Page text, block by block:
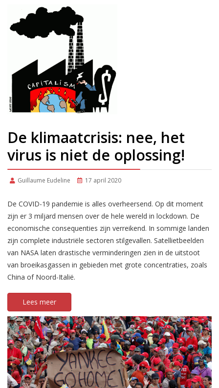
De klimaatcrisis: nee, het
virus is niet de oplossing!
Guillaume Eudeline 17 april 2020
De COVID-19 pandemie is alles overheersend. Op dit moment
zijn er 3 miljard mensen over de hele wereld in lockdown. De
economische consequenties zijn verreikend. In sommige landen
zijn complete industriële sectoren stilgevallen. Satellietbeelden
van NASA laten drastische verminderingen zien in de uitstoot
van broeikasgassen in gebieden met grote concentraties, zoals
China of Noord-Italië.
Lees meer